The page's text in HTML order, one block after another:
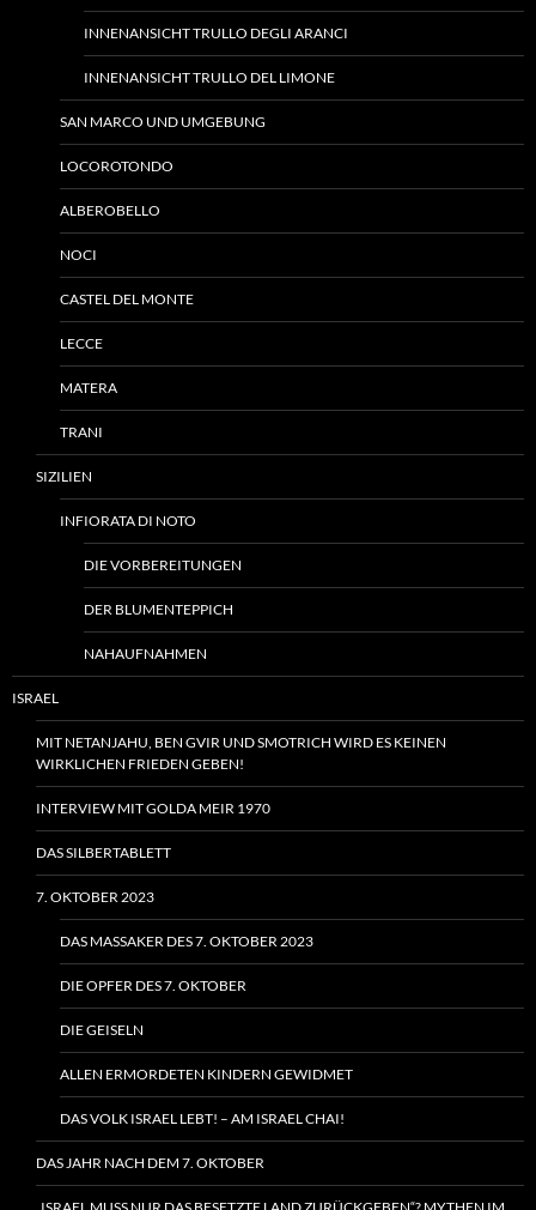
INNENANSICHT TRULLO DEGLI ARANCI
INNENANSICHT TRULLO DEL LIMONE
SAN MARCO UND UMGEBUNG
LOCOROTONDO
ALBEROBELLO
NOCI
CASTEL DEL MONTE
LECCE
MATERA
TRANI
SIZILIEN
INFIORATA DI NOTO
DIE VORBEREITUNGEN
DER BLUMENTEPPICH
NAHAUFNAHMEN
ISRAEL
MIT NETANJAHU, BEN GVIR UND SMOTRICH WIRD ES KEINEN
WIRKLICHEN FRIEDEN GEBEN!
INTERVIEW MIT GOLDA MEIR 1970
DAS SILBERTABLETT
7. OKTOBER 2023
DAS MASSAKER DES 7. OKTOBER 2023
DIE OPFER DES 7. OKTOBER
DIE GEISELN
ALLEN ERMORDETEN KINDERN GEWIDMET
DAS VOLK ISRAEL LEBT! – AM ISRAEL CHAI!
DAS JAHR NACH DEM 7. OKTOBER